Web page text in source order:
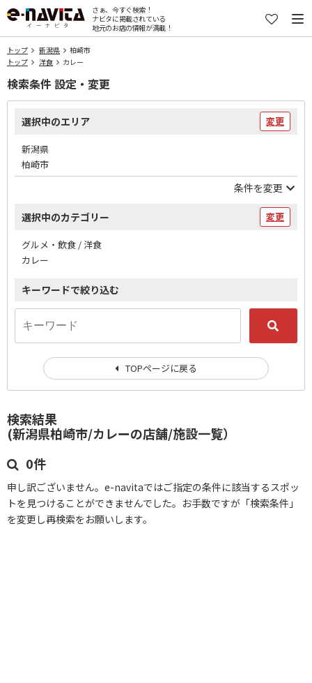
さぁ、今すぐ検索！
ナビタに掲載されている
地元のお店の情報が満載！
トップ 新潟県
柏崎市
トップ
洋食 カレー
検索結果
(新潟県柏崎市/カレーの店舗/施設一覧）
0件
申し訳ございません。e-navitaではご指定の条件に該当するスポッ
トを見つけることができませんでした。お手数ですが「検索条件」
を変更し再検索をお願いします。
検索条件 設定・変更
選択中のエリア 変更
新潟県
柏崎市
条件を変更
選択中のカテゴリー 変更
グルメ・飲食 / 洋食
カレー
キーワードで絞り込む
TOPページに戻る